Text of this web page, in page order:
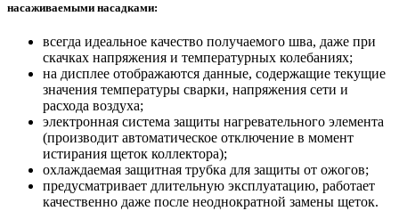
насаживаемыми насадками:
всегда идеальное качество получаемого шва, даже при
скачках напряжения и температурных колебаниях;
на дисплее отображаются данные, содержащие текущие
значения температуры сварки, напряжения сети и
расхода воздуха;
электронная система защиты нагревательного элемента
(производит автоматическое отключение в момент
истирания щеток коллектора);
охлаждаемая защитная трубка для защиты от ожогов;
предусматривает длительную эксплуатацию, работает
качественно даже после неоднократной замены щеток.